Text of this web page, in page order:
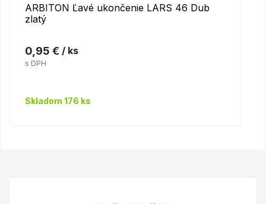
ARBITON Ľavé ukončenie LARS 46 Dub
zlatý
0,95 € / ks
s DPH
Skladom 176 ks